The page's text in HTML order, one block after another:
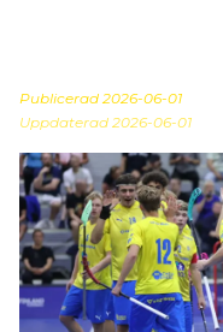
Publicerad 2026-06-01
Uppdaterad 2026-06-01